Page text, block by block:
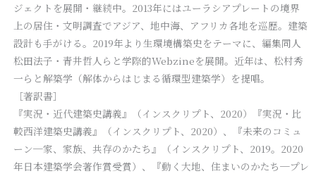
ジェクトを展開・継続中。2013年にはユーラシアプレートの境界
上の居住・文明調査でアジア、地中海、アフリカ各地を巡歴。建築
設計も手がける。2019年より生環境構築史をテーマに、編集同人
松田法子・青井哲人らと学際的Webzineを展開。近年は、松村秀
一らと解築学（解体からはじまる循環型建築学）を提唱。
［著訳書］
『実況・近代建築史講義』（インスクリプト、2020）『実況・比
較西洋建築史講義』（インスクリプト、2020）、『未来のコミュ
ーン─家、家族、共存のかたち』（インスクリプト、2019。2020
年日本建築学会著作賞受賞）、『動く大地、住まいのかたち─プレ